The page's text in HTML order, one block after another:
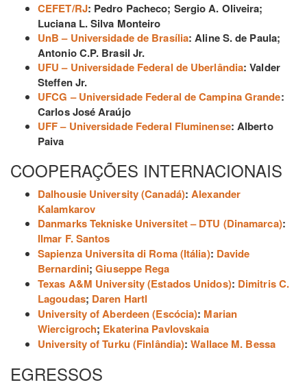
CEFET/RJ: Pedro Pacheco; Sergio A. Oliveira;
Luciana L. Silva Monteiro
UnB – Universidade de Brasília: Aline S. de Paula;
Antonio C.P. Brasil Jr.
UFU – Universidade Federal de Uberlândia: Valder
Steffen Jr.
UFCG – Universidade Federal de Campina Grande:
Carlos José Araújo
UFF – Universidade Federal Fluminense: Alberto
Paiva
COOPERAÇÕES INTERNACIONAIS
Dalhousie University (Canadá):Alexander
Kalamkarov
Danmarks Tekniske Universitet – DTU (Dinamarca):
Ilmar F. Santos
Sapienza Universita di Roma (Itália): Davide
Bernardini;Giuseppe Rega
Texas A&M University (Estados Unidos): Dimitris C.
Lagoudas; Daren Hartl
University of Aberdeen (Escócia): Marian
Wiercigroch; Ekaterina Pavlovskaia
University of Turku (Finlândia):Wallace M. Bessa
EGRESSOS